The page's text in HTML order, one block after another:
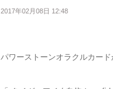
2017年02月08日 12:48
パワーストーンオラクルカー